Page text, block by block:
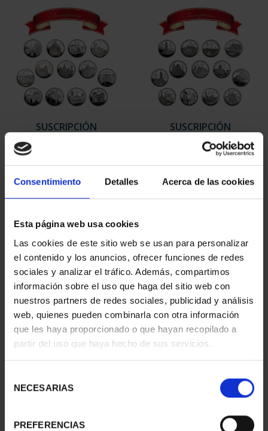
Consentimiento Detalles Acerca de las cookies
Esta página web usa cookies
Las cookies de este sitio web se usan para personalizar
el contenido y los anuncios, ofrecer funciones de redes
sociales y analizar el tráfico. Además, compartimos
información sobre el uso que haga del sitio web con
nuestros partners de redes sociales, publicidad y análisis
web, quienes pueden combinarla con otra información
que les haya proporcionado o que hayan recopilado a
partir del uso que haya hecho de sus servicios.
NECESARIAS
PREFERENCIAS
SUSCRIPCIÓN
949,00 €
Sólo para usuarios
registrados
SUSCRIPCIÓN
CAPITALES DE
PROVINCIA 2
949,00 €
Sólo para usuarios
registrados
SUSCRIPCIÓN
CAPITALES DE
949,00 €
registrados
SUSCRIPCIÓN
CAPITALES DE
949,00 €
registrados